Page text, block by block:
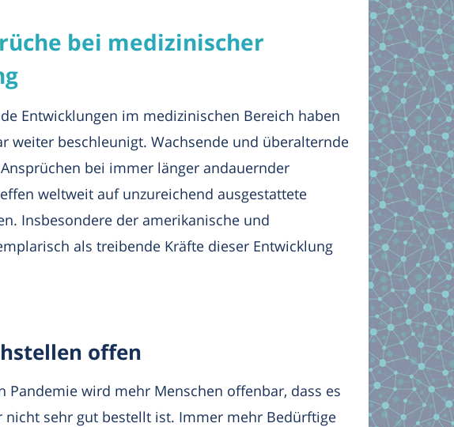
bei medizinischer
Entwicklungen im medizinischen Bereich haben
weiter beschleunigt. Wachsende und überalternde
bei immer länger andauernder
weltweit auf unzureichend ausgestattete
Insbesondere der amerikanische und
als treibende Kräfte dieser Entwicklung
offen
Pandemie wird mehr Menschen offenbar, dass es
sehr gut bestellt ist. Immer mehr Bedürftige